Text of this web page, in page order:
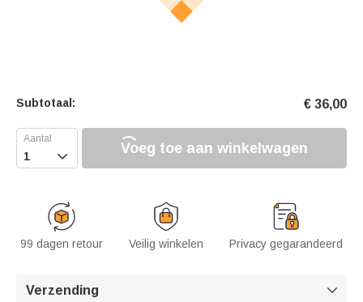
Subtotaal: € 36,00
 Voeg toe aan winkelwagen
99 dagen retour Veilig winkelen Privacy gegarandeerd
Verzending 